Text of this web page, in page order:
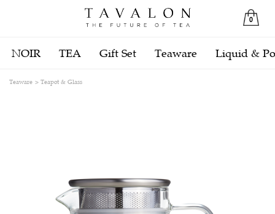
0
NOIR TEA Gift Set Teaware Liquid &
Teaware Teapot & Glass